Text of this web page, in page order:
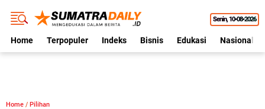
Senin 10•08•2026
Home Terpopuler Indeks Bisnis Edukasi Nasional
Home / Pilihan